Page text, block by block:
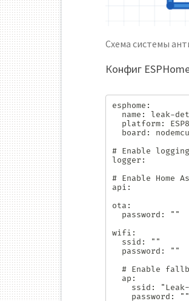
Схема системы
Конфиг
esphome:
# Enable logging
logger:
# Enable Home
api:
ota:
wifi: